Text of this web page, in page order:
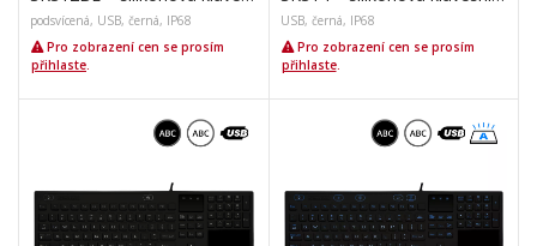
podsvícená, USB, černá, IP68
Pro zobrazení cen se prosím
přihlaste
USB, černá, IP68
Pro zobrazení cen se prosím
přihlaste.